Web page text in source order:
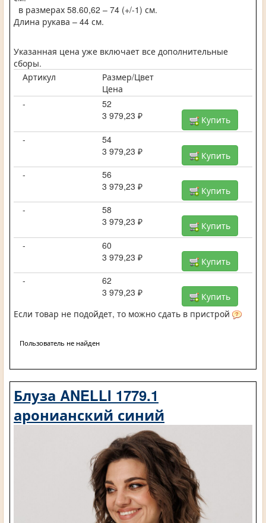
в размерах 58.60,62 – 74 (+/-1) см.
Длина рукава – 44 см.
Указанная цена уже включает все дополнительные
сборы.
Артикул
Размер/Цвет
Цена
-
52
3 979,23 ₽
Купить
-
54
3 979,23 ₽
Купить
-
56
3 979,23 ₽
Купить
-
58
3 979,23 ₽
Купить
-
60
3 979,23 ₽
Купить
-
62
3 979,23 ₽
Купить
Если товар не подойдет, то можно сдать в пристрой
Пользователь не найден
Блуза ANELLI 1779.1
аронианский синий